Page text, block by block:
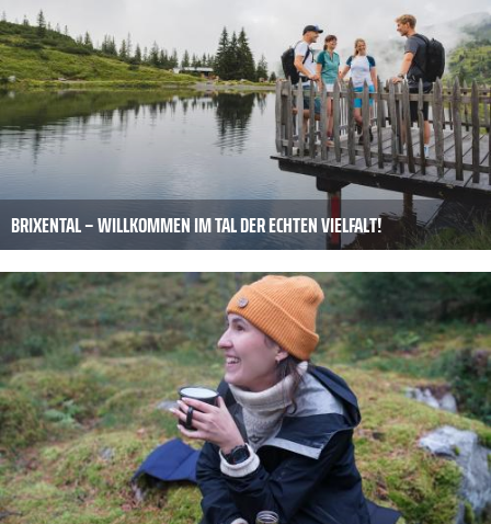
BRIXENTAL – WILLKOMMEN IM TAL DER ECHTEN VIELFALT!